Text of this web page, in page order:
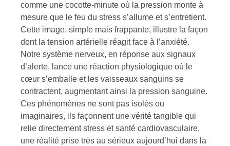
comme une cocotte-minute où la pression monte à
mesure que le feu du stress s’allume et s’entretient.
Cette image, simple mais frappante, illustre la façon
dont la tension artérielle réagit face à l’anxiété.
Notre système nerveux, en réponse aux signaux
d’alerte, lance une réaction physiologique où le
cœur s’emballe et les vaisseaux sanguins se
contractent, augmentant ainsi la pression sanguine.
Ces phénomènes ne sont pas isolés ou
imaginaires, ils façonnent une vérité tangible qui
relie directement stress et santé cardiovasculaire,
une réalité prise très au sérieux aujourd’hui dans la